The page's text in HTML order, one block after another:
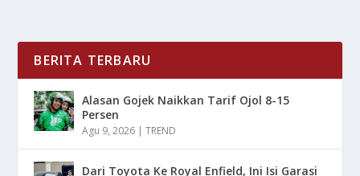
BERITA TERBARU
Alasan Gojek Naikkan Tarif Ojol 8-15
Persen
Agu 9, 2026 |TREND
Dari Toyota Ke Royal Enfield, Ini Isi Garasi